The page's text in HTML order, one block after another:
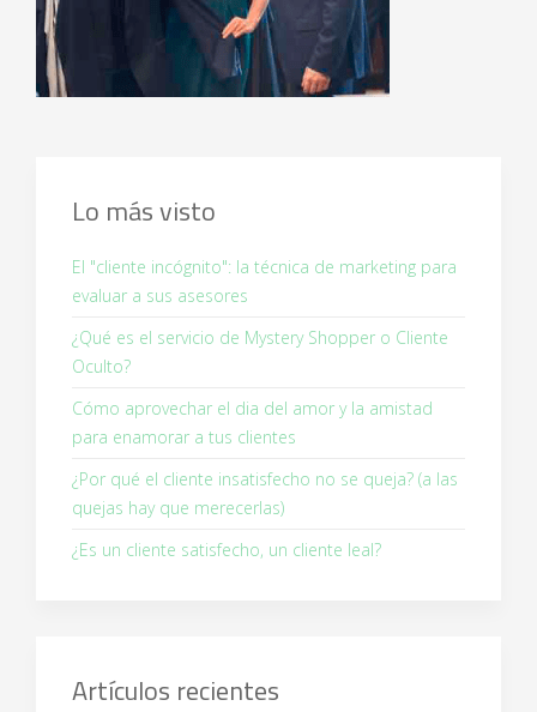
Lo más visto
El "cliente incógnito": la técnica de marketing para
evaluar a sus asesores
¿Qué es el servicio de Mystery Shopper o Cliente
Oculto?
Cómo aprovechar el dia del amor y la amistad
para enamorar a tus clientes
¿Por qué el cliente insatisfecho no se queja? (a las
quejas hay que merecerlas)
¿Es un cliente satisfecho, un cliente leal?
Artículos recientes